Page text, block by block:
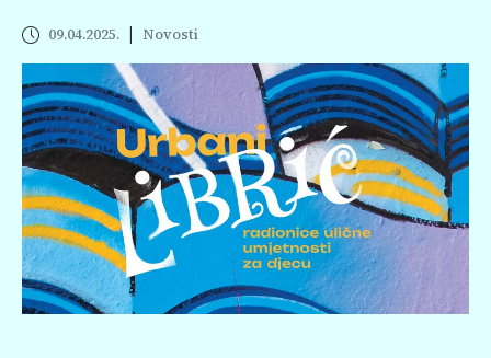
09.04.2025. | Novosti